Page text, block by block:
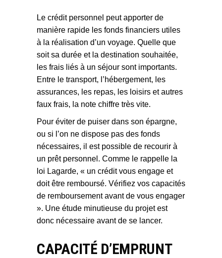
Le crédit personnel peut apporter de
manière rapide les fonds financiers utiles
à la réalisation d’un voyage. Quelle que
soit sa durée et la destination souhaitée,
les frais liés à un séjour sont importants.
Entre le transport, l’hébergement, les
assurances, les repas, les loisirs et autres
faux frais, la note chiffre très vite.
Pour éviter de puiser dans son épargne,
ou si l’on ne dispose pas des fonds
nécessaires, il est possible de recourir à
un prêt personnel. Comme le rappelle la
loi Lagarde, « un crédit vous engage et
doit être remboursé. Vérifiez vos capacités
de remboursement avant de vous engager
». Une étude minutieuse du projet est
donc nécessaire avant de se lancer.
CAPACITÉ D’EMPRUNT